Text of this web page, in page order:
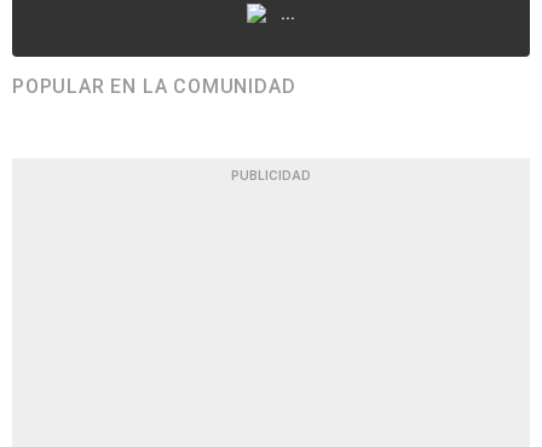
...
POPULAR EN LA COMUNIDAD
PUBLICIDAD